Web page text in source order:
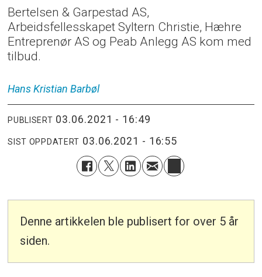
Bertelsen & Garpestad AS,
Arbeidsfellesskapet Syltern Christie, Hæhre
Entreprenør AS og Peab Anlegg AS kom med
tilbud.
Hans Kristian Barbøl
PUBLISERT 03.06.2021 - 16:49
SIST OPPDATERT 03.06.2021 - 16:55
Denne artikkelen ble publisert for over 5 år
siden.